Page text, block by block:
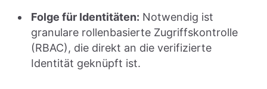
Folge für Identitäten: Notwendig ist
granulare rollenbasierte Zugriffskontrolle
(RBAC), die direkt an die verifizierte
Identität geknüpft ist.